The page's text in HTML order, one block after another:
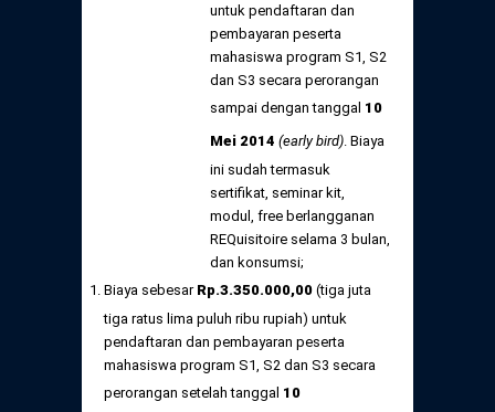
untuk pendaftaran dan
pembayaran peserta
mahasiswa program S1, S2
dan S3 secara perorangan
sampai dengan tanggal 10
Mei 2014 (early bird) . Biaya
ini sudah termasuk
sertifikat, seminar kit,
modul, free berlangganan
REQuisitoire selama 3 bulan,
dan konsumsi;
Biaya sebesar Rp.3.350.000,00 (tiga juta
tiga ratus lima puluh ribu rupiah) untuk
pendaftaran dan pembayaran peserta
mahasiswa program S1, S2 dan S3 secara
perorangan setelah tanggal 10